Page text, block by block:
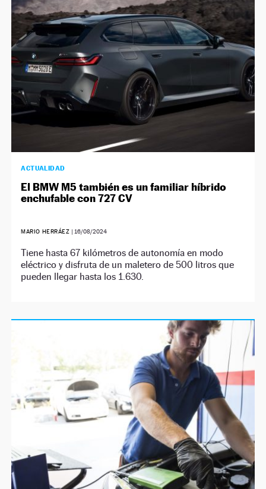
NEWSLETTER
SÍGUENOS
ACTUALIDAD
El BMW M5 también es un familiar híbrido
enchufable con 727 CV
MARIO HERRÁEZ | 16/08/2024
Tiene hasta 67 kilómetros de autonomía en modo
eléctrico y disfruta de un maletero de 500 litros que
pueden llegar hasta los 1.630.